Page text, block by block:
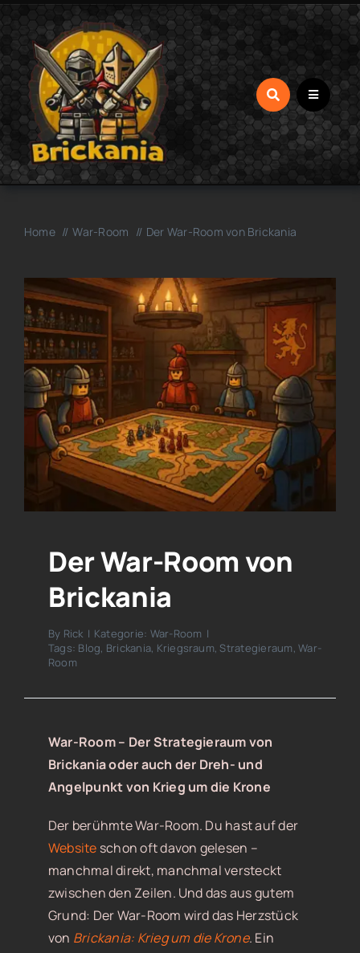
Zum
Inhalt
springen
Home War-Room Der War-Room von Brickania
Der War-Room von
Brickania
By Rick | Kategorie: War-Room |
Tags: Blog, Brickania, Kriegsraum, Strategieraum,War-
Room
War-Room – Der Strategieraum von
Brickania oder auch der Dreh- und
Angelpunkt von Krieg um die Krone
Der berühmte War-Room. Du hast auf der
Website schon oft davon gelesen –
manchmal direkt, manchmal versteckt
zwischen den Zeilen. Und das aus gutem
Grund: Der War-Room wird das Herzstück
von Brickania: Krieg um die Krone. Ein